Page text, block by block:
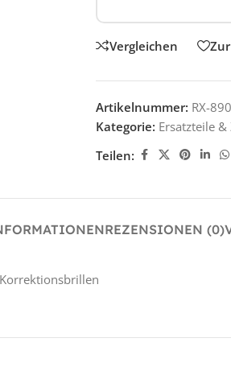
Vergleichen
Artikelnummer: RX-
Kategorie: Ersatzteile
Teilen:
REZENSIONEN (0)
Korrektionsbrillen